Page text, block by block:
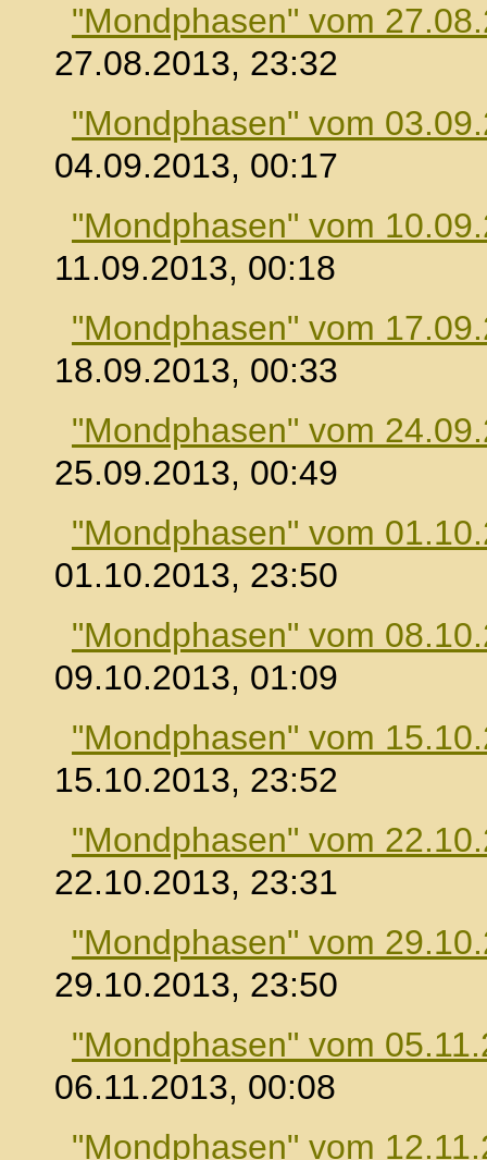
"Mondphasen" vom
27.08.2013, 23:32
"Mondphasen" vom
04.09.2013, 00:17
"Mondphasen" vom
11.09.2013, 00:18
"Mondphasen" vom
18.09.2013, 00:33
"Mondphasen" vom
25.09.2013, 00:49
"Mondphasen" vom
01.10.2013, 23:50
"Mondphasen" vom
09.10.2013, 01:09
"Mondphasen" vom
15.10.2013, 23:52
"Mondphasen" vom
22.10.2013, 23:31
"Mondphasen" vom
29.10.2013, 23:50
"Mondphasen" vom
06.11.2013, 00:08
"Mondphasen" vom